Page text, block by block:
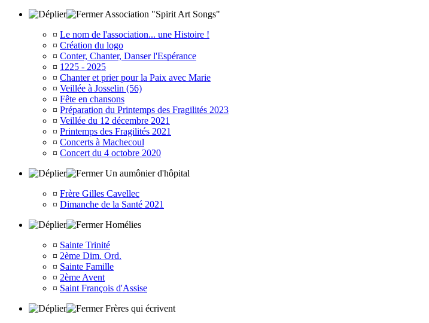
Association "Spirit Art Songs"
¤ Le nom de l'association... une Histoire !
¤ Création du logo
¤ Conter, Chanter, Danser l'Espérance
¤ 1225 - 2025
¤ Chanter et prier pour la Paix avec Marie
¤ Veillée à Josselin (56)
¤ Fête en chansons
¤ Préparation du Printemps des Fragilités 2023
¤ Veillée du 12 décembre 2021
¤ Printemps des Fragilités 2021
¤ Concerts à Machecoul
¤ Concert du 4 octobre 2020
Un aumônier d'hôpital
¤ Frère Gilles Cavellec
¤ Dimanche de la Santé 2021
Homélies
¤ Sainte Trinité
¤ 2ème Dim. Ord.
¤ Sainte Famille
¤ 2ème Avent
¤ Saint François d'Assise
Frères qui écrivent